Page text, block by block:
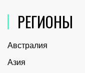
РЕГИОНЫ
Австралия
Азия